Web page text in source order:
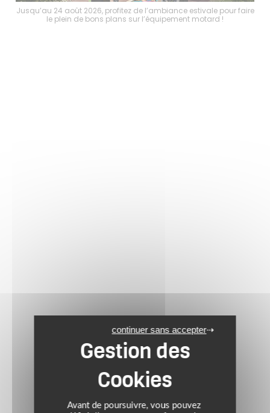
Jusqu’au 24 août 2026, profitez de l’ambiance estivale pour faire
le plein de bons plans sur l’équipement motard !
Avant de poursuivre, vous pouvez
continuer sans accepter